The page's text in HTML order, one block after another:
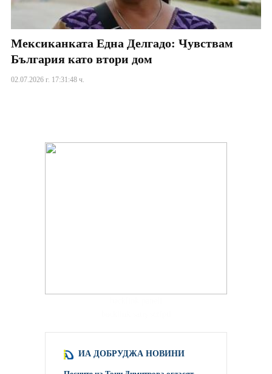
Мексиканката Една Делгадо: Чувствам
България като втори дом
02.07.2026 г. 17:31:48 ч.
ИА ДОБРУДЖА НОВИНИ